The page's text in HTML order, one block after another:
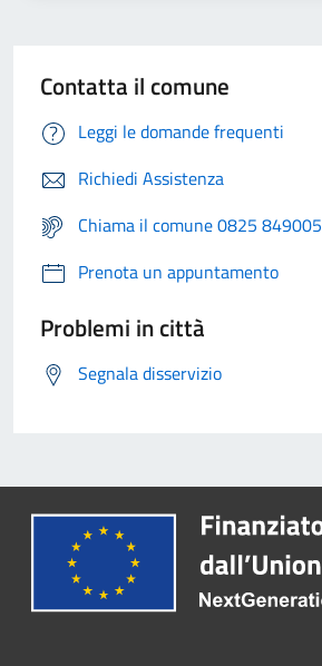
Contatta il comune
Leggi le domande frequenti
Richiedi Assistenza
Chiama il comune 0825 849005
Prenota un appuntamento
Problemi in città
Segnala disservizio